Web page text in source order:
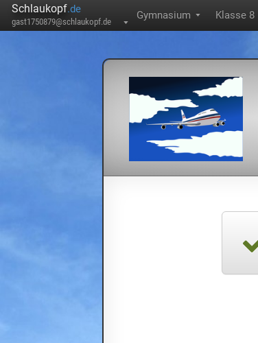
Schlaukopf.de
gast1750879@schlaukopf.de ▼
Gymnasium ▼ Klasse 8